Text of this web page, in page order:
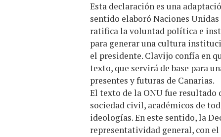
Esta declaración es una
sentido elaboró Naciones Unidas
ratifica la voluntad política e
para generar una cultura
el presidente. Clavijo confía en
texto, que servirá de base para
presentes y futuras de Canarias.
El texto de la ONU fue resultado
sociedad civil, académicos de
ideologías. En este sentido, la
representatividad general, con